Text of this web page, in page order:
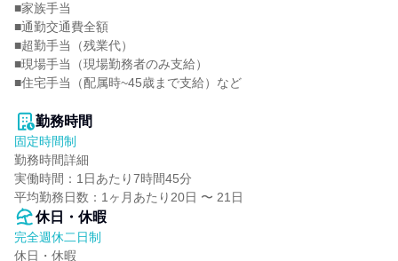
■家族手当
■通勤交通費全額
■超勤手当（残業代）
■現場手当（現場勤務者のみ支給）
■住宅手当（配属時~45歳まで支給）など
勤務時間
固定時間制
勤務時間詳細
実働時間：1日あたり7時間45分
平均勤務日数：1ヶ月あたり20日 〜 21日
休日・休暇
完全週休二日制
休日・休暇